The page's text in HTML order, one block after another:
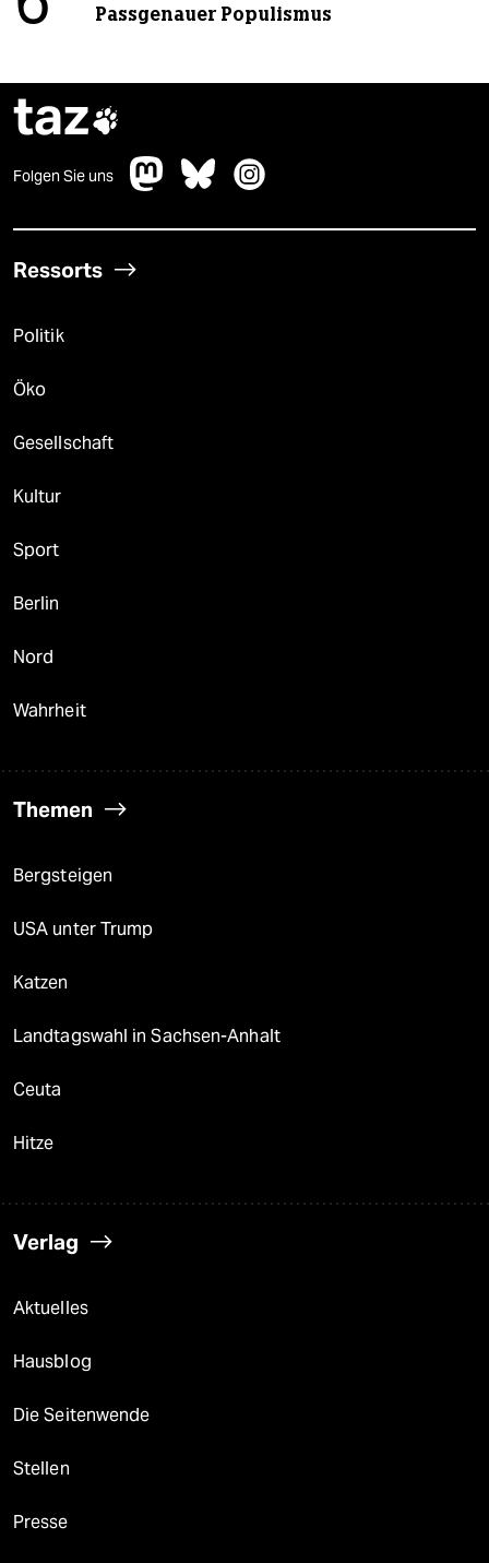
Passgenauer Populismus
taz
Folgen Sie uns
Ressorts
Politik
Öko
Gesellschaft
Kultur
Sport
Berlin
Nord
Wahrheit
Themen
Bergsteigen
USA unter Trump
Katzen
Landtagswahl in Sachsen-Anhalt
Ceuta
Hitze
Verlag
Aktuelles
Hausblog
Die Seitenwende
Stellen
Presse